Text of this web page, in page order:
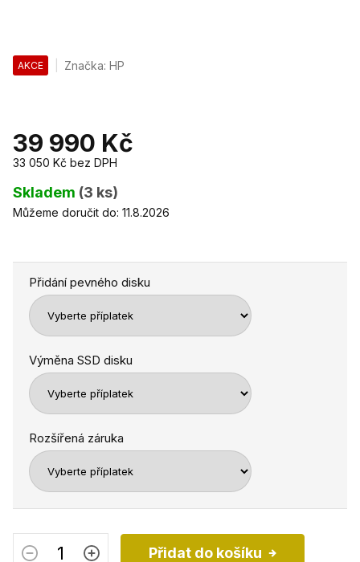
AKCE Značka:HP
39 990 Kč
33 050 Kč bez DPH
Měrná
cena:
Skladem (3 ks)
Přidání pevného disku
Výměna SSD disku
Rozšířená záruka
Můžeme doručit do: 11.8.2026
Přidat do košíku